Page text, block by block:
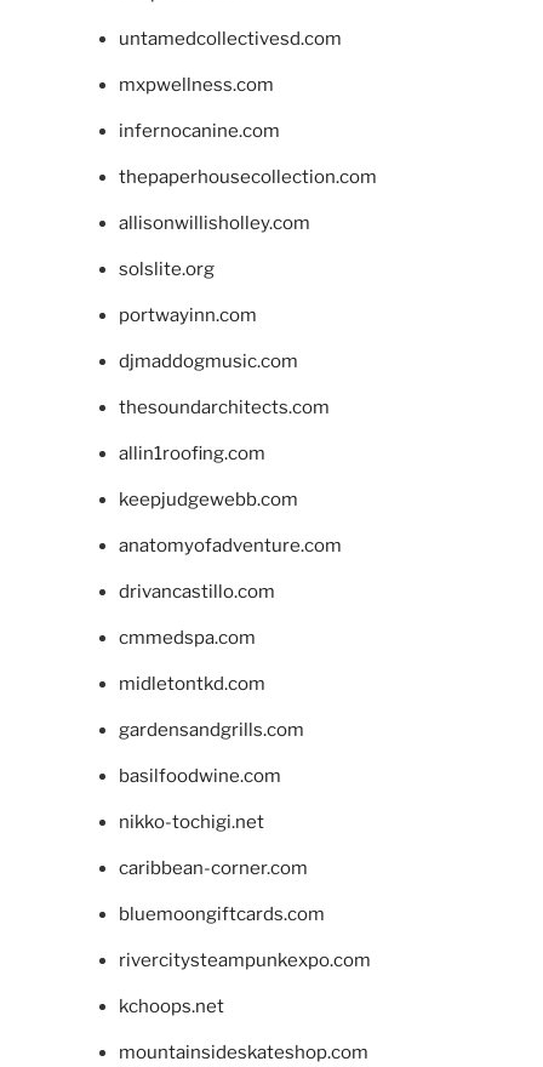
untamedcollectivesd.com
mxpwellness.com
infernocanine.com
thepaperhousecollection.com
allisonwillisholley.com
solslite.org
portwayinn.com
djmaddogmusic.com
thesoundarchitects.com
allin1roofing.com
keepjudgewebb.com
anatomyofadventure.com
drivancastillo.com
cmmedspa.com
midletontkd.com
gardensandgrills.com
basilfoodwine.com
nikko-tochigi.net
caribbean-corner.com
bluemoongiftcards.com
rivercitysteampunkexpo.com
kchoops.net
mountainsideskateshop.com